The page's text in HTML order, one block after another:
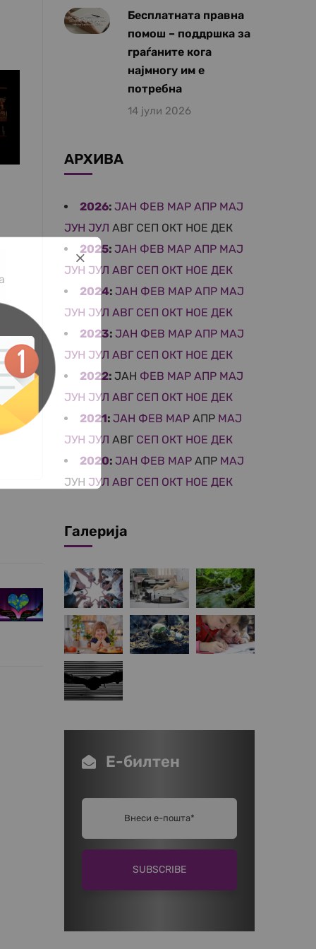
Бесплатната правна
помош – поддршка за
граѓаните кога
најмногу им е
потребна
14 јули 2026
АРХИВА
2026: ЈАН ФЕВ МАР АПР МАЈ
ЈУН ЈУЛ АВГ СЕП ОКТ НОЕ ДЕК
2025: ЈАН ФЕВ МАР АПР МАЈ
ЈУН ЈУЛ АВГ СЕП ОКТ НОЕ ДЕК
2024: ЈАН ФЕВ МАР АПР МАЈ
ЈУН ЈУЛ АВГ СЕП ОКТ НОЕ ДЕК
2023: ЈАН ФЕВ МАР АПР МАЈ
ЈУН ЈУЛ АВГ СЕП ОКТ НОЕ ДЕК
2022: ЈАН ФЕВ МАР АПР МАЈ
ЈУН ЈУЛ АВГ СЕП ОКТ НОЕ ДЕК
2021: ЈАН ФЕВ МАР АПР МАЈ
ЈУН ЈУЛ АВГ СЕП ОКТ НОЕ ДЕК
2020: ЈАН ФЕВ МАР АПР МАЈ
ЈУН ЈУЛ АВГ СЕП ОКТ НОЕ ДЕК
Галерија
Е-билтен